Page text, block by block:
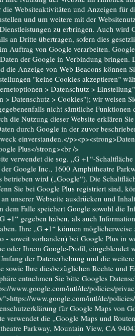
die Websiteaktivitäten und Anzeigen für
und um weitere mit der
zu erbringen. Auch wird
an Dritte übertragen, sofern dies
Auftrag von Google verarbeiten.
der Google in Verbindung bringen.
die Anzeige von Web Beacons können
"keine Cookies akzeptieren"
> Datenschutz >
> Datenschutz > Cookies"); wir weisen
nicht sämtliche
die Nutzung dieser Website erklären
durch Google in der zuvor
einverstanden.</
Plus</strong><br />
verwendet die sog. „G +1“-
Google Inc., 1600 Amphitheatre
betrieben wird („Google“). Die
Sie bei Google Plus registriert sind,
unserer Webseite ausdrücken und
dem Falle speichert Google sowohl die
+1“ gegeben haben, als auch
Ihre „G +1“ können
- soweit vorhanden) bei Google Plus in
oder Ihrem Google-Profil, eingeblendet
der Datenerhebung und die
sowie Ihre diesbezüglichen Rechte und
entnehmen Sie bitte Googles
www.google.com/intl/de/policies/
www.google.com/intl/de/
für Google Maps von
verwendet die „Google Maps und
Parkway, Mountain View, CA